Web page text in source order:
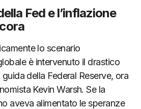
Fed e l’inflazione
lo scenario
è intervenuto il drastico
della Federal Reserve, ora
Kevin Warsh. Se la
aveva alimentato le speranze